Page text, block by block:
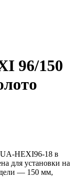
96/150
HEXI96-18 в
для установки на
— 150 мм,